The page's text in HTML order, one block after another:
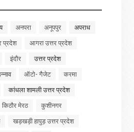
अनपरा अनूपपुर
अपराध
प्रदेश
आगरा उत्तर प्रदेश
इंदौर
उत्तर प्रदेश
ऑटो- गैजेट
करमा
कांधला शामली उत्तर प्रदेश
किठौर मेरठ
कुशीनगर
खड़खड़ी हापुड़ उत्तर प्रदेश